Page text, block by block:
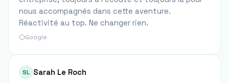
nous accompagnés dans cette aventure.
Réactivité au top. Ne changer rien.
Google
SL Sarah Le Roch